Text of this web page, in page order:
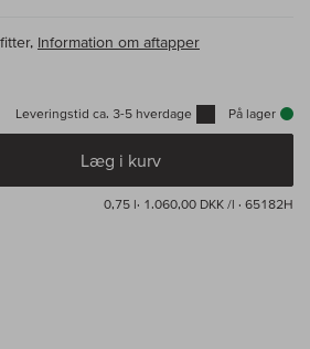
Information om aftapper
Leveringstid ca. 3-5 hverdage På lager
Læg i kurv
0,75 l· 1.060,00 DKK /l · 65182H